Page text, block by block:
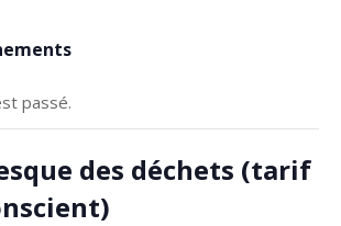
passé.
des déchets (tarif